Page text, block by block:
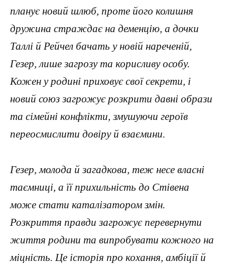
планує новий шлюб, проте його колишня
дружина страждає на деменцію, а дочки
Таллі й Рейчел бачать у новій нареченій,
Гезер, лише загрозу та корисливу особу.
Кожен у родині приховує свої секрети, і
новий союз загрожує розкрити давні образи
та сімейні конфлікти, змушуючи героїв
переосмислити довіру й взаємини.
Гезер, молода й загадкова, теж несе власні
таємниці, а її прихильність до Стівена
може стати каталізатором змін.
Розкриття правди загрожує перевернути
життя родини та випробувати кожного на
міцність. Це історія про кохання, амбіції й